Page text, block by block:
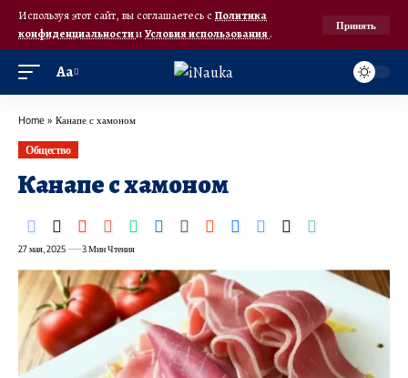
Используя этот сайт, вы соглашаетесь с Политика
конфиденциальностииУсловия использования.
Принять
Аа
Home » Канапе с хамоном
Общество
Канапе с хамоном
27 мая, 2025 3 Мин Чтения